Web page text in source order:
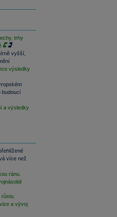
trhy
vyšší,
výsledky
budoucí
a výsledky
více než
ránu.
a vývoj